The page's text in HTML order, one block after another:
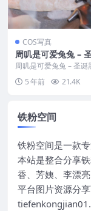
COS写真
周叽是可爱兔兔 –
兽耳
周叽是可爱兔兔 – 圣诞
写真分类：唯美，参与
是可爱兔兔 [套...
5 年前 21.4K
铁粉空间
铁粉空间是一款
本站是整合分享
香、芳姨、李漂
平台图片资源分